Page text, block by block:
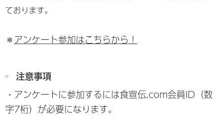
ております。
＊ アンケート参加はこちらから！
注意事項
・アンケートに参加するには食宣伝.com会員ID（数
字7桁）が必要になります。